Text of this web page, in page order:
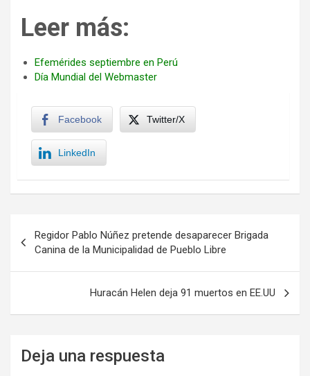
Leer más:
Efemérides septiembre en Perú
Día Mundial del Webmaster
Facebook Twitter/X
LinkedIn
de
entradas
Regidor Pablo Núñez pretende desaparecer Brigada
Canina de la Municipalidad de Pueblo Libre
Huracán Helen deja 91 muertos en EE.UU
Deja una respuesta